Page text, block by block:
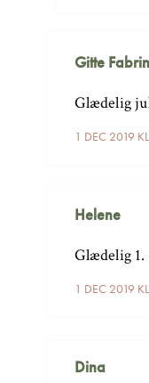
Gitte
1 DEC 2019
Glædelig
Helene
1 DEC 2019
Glædelig 1.
Dina